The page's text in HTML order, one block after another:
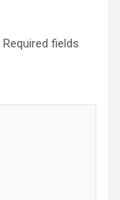
Required fields